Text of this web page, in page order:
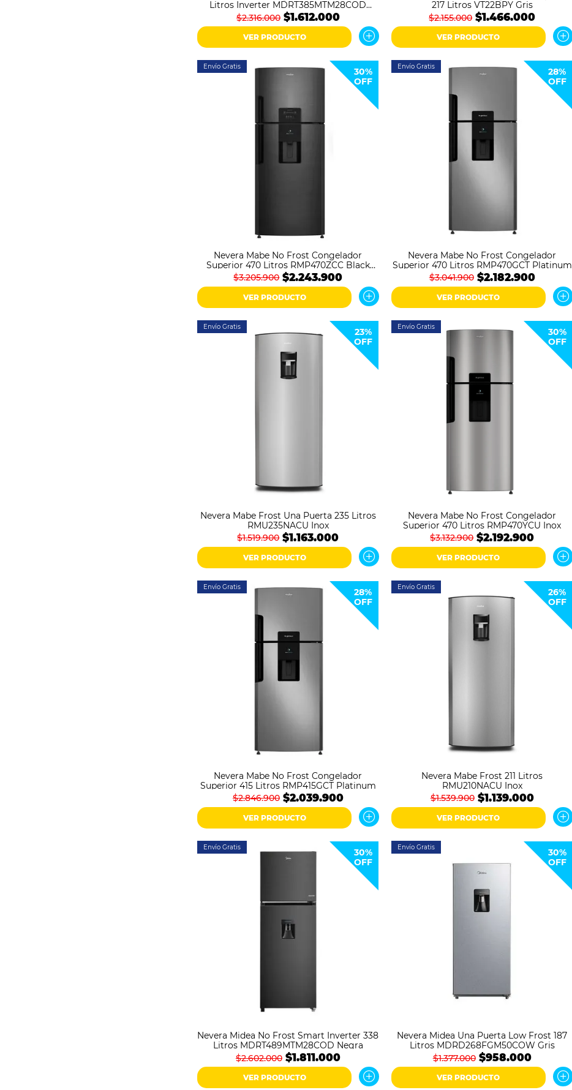
Litros Inverter MDRT385MTM28COD
Negra
$2.316.000 $1.612.000
VER PRODUCTO
217 Litros VT22BPY Gris
$2.155.000 $1.466.000
VER PRODUCTO
Envío Gratis
30%
OFF
Nevera Mabe No Frost Congelador
Superior 470 Litros RMP470ZCC Black
Steel
$3.205.900 $2.243.900
VER PRODUCTO
Envío Gratis
28%
OFF
Nevera Mabe No Frost Congelador
Superior 470 Litros RMP470GCT Platinum
$3.041.900 $2.182.900
VER PRODUCTO
Envío Gratis
23%
OFF
Nevera Mabe Frost Una Puerta 235 Litros
RMU235NACU Inox
$1.519.900 $1.163.000
VER PRODUCTO
Envío Gratis
30%
OFF
Nevera Mabe No Frost Congelador
Superior 470 Litros RMP470YCU Inox
$3.132.900 $2.192.900
VER PRODUCTO
Envío Gratis
28%
OFF
Nevera Mabe No Frost Congelador
Superior 415 Litros RMP415GCT Platinum
$2.846.900 $2.039.900
VER PRODUCTO
Envío Gratis
26%
OFF
Nevera Mabe Frost 211 Litros
RMU210NACU Inox
$1.539.900 $1.139.000
VER PRODUCTO
Envío Gratis
30%
OFF
Nevera Midea No Frost Smart Inverter 338
Litros MDRT489MTM28COD Negra
$2.602.000 $1.811.000
VER PRODUCTO
Envío Gratis
30%
OFF
Nevera Midea Una Puerta Low Frost 187
Litros MDRD268FGM50COW Gris
$1.377.000 $958.000
VER PRODUCTO